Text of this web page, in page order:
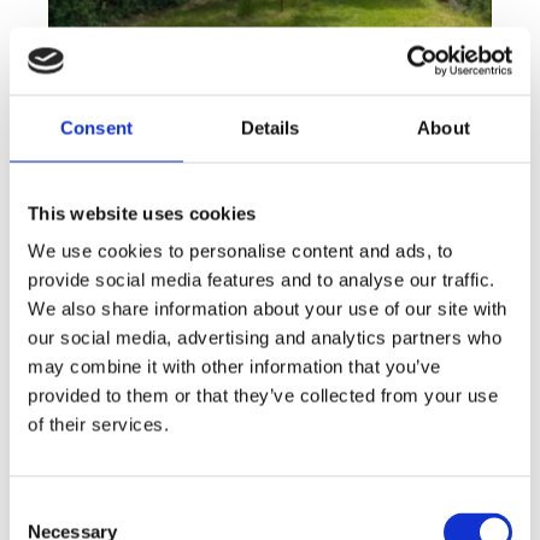
Consent Details About
This website uses cookies
We use cookies to personalise content and ads, to
provide social media features and to analyse our traffic.
We also share information about your use of our site with
our social media, advertising and analytics partners who
may combine it with other information that you’ve
provided to them or that they’ve collected from your use
of their services.
Necessary
Rent flats 2+KT 41 m², Plzeň - Lobzy
Offer type
Property type
Apartment
disposition
funkce
garden store